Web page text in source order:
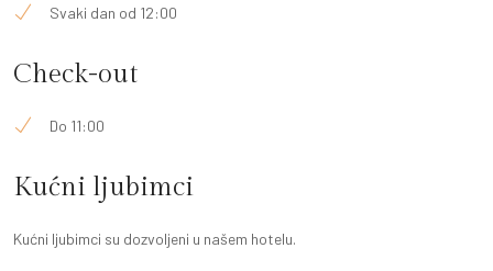
Svaki dan od 12:00
Check-out
Do 11:00
Kućni ljubimci
Kućni ljubimci su dozvoljeni u našem hotelu.